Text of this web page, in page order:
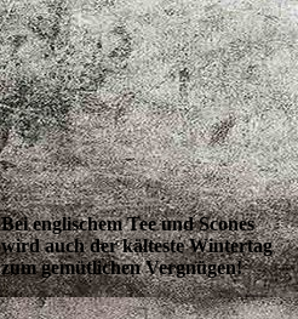
Bei englischem Tee und Scones
wird auch der kälteste Wintertag
zum gemütlichen Vergnügen!